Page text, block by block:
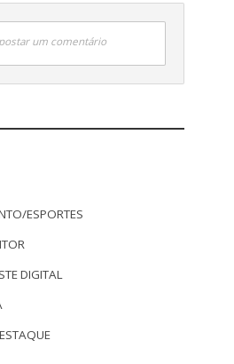
um comentário
ESPORTES
DIGITAL